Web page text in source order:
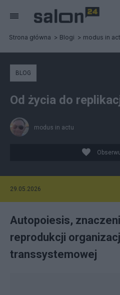
Strona główna Blogi modus in
BLOG
Od życia do
modus in actu
29.05.2026
Autopoiesis,
reprodukcji
transsystemowej